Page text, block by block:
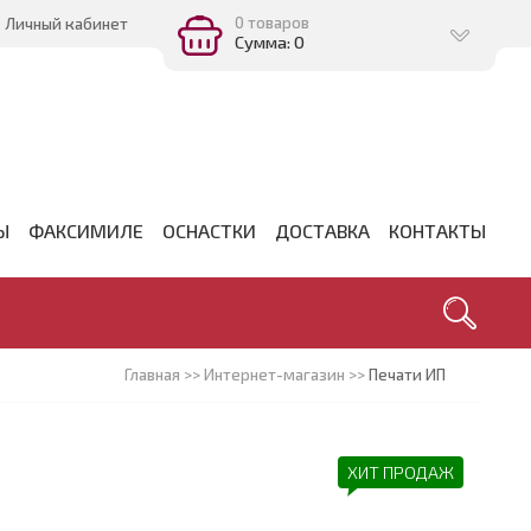
Личный кабинет 0 товаров
Сумма: 0
ФАКСИМИЛЕ ОСНАСТКИ ДОСТАВКА КОНТАКТЫ
Главная >>Интернет-магазин >>Печати ИП
ХИТ ПРОДАЖ